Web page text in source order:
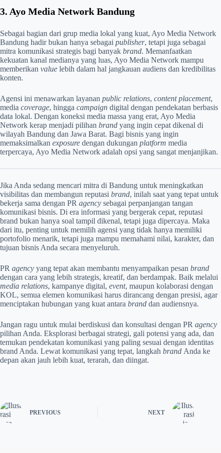
3. Ayo Media Network Bandung
Sebagai bagian dari grup media lokal yang kuat, Ayo Media Network
Bandung hadir bukan hanya sebagai publisher, tetapi juga sebagai
mitra komunikasi strategis bagi banyak brand. Memanfaatkan
kekuatan kanal medianya yang luas, Ayo Media Network mampu
memberikan value lebih dalam hal jangkauan audiens dan kredibilitas
konten.
Agensi ini menawarkan layanan public relations, content placement,
media coverage, hingga campaign digital dengan pendekatan berbasis
data lokal. Dengan koneksi media massa yang erat, Ayo Media
Network kerap menjadi pilihan brand yang ingin cepat dikenal di
wilayah Bandung dan Jawa Barat. Bagi bisnis yang ingin
memaksimalkan exposure dengan dukungan platform media
terpercaya, Ayo Media Network adalah opsi yang sangat menjanjikan.
Jika Anda sedang mencari mitra di Bandung untuk meningkatkan
visibilitas dan membangun reputasi brand, inilah saat yang tepat untuk
bekerja sama dengan PR agency sebagai perpanjangan tangan
komunikasi bisnis. Di era informasi yang bergerak cepat, reputasi
brand bukan hanya soal tampil dikenal, tetapi juga dipercaya. Maka
dari itu, penting untuk memilih agensi yang tidak hanya memiliki
portofolio menarik, tetapi juga mampu memahami nilai, karakter, dan
tujuan bisnis Anda secara menyeluruh.
PR agency yang tepat akan membantu menyampaikan pesan brand
dengan cara yang lebih strategis, kreatif, dan berdampak. Baik melalui
media relations, kampanye digital, event, maupun kolaborasi dengan
KOL, semua elemen komunikasi harus dirancang dengan presisi, agar
menciptakan hubungan yang kuat antara brand dan audiensnya.
Jangan ragu untuk mulai berdiskusi dan konsultasi dengan PR agency
pilihan Anda. Eksplorasi berbagai strategi, gali potensi yang ada, dan
temukan pendekatan komunikasi yang paling sesuai dengan identitas
brand Anda. Lewat komunikasi yang tepat, langkah brand Anda ke
depan akan jauh lebih kuat, terarah, dan diingat.
PREVIOUS NEXT